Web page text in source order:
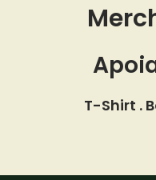
T-Shirt .